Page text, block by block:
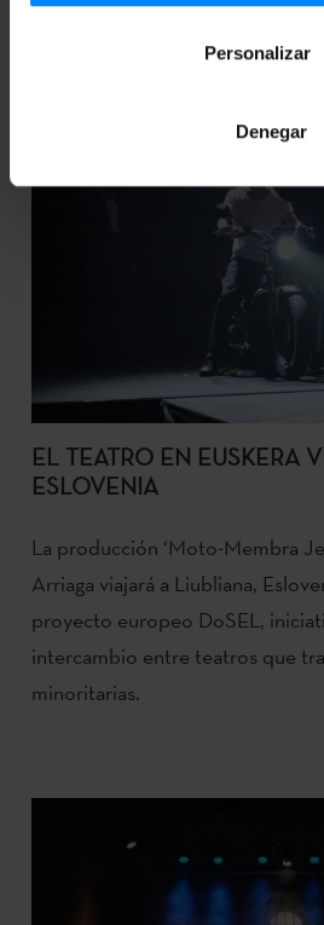
Personalizar
Denegar
EL TEATRO EN EUSKERA
ESLOVENIA
La producción ‘Moto-Membra
Arriaga viajará a Liubliana,
proyecto europeo DoSEL,
intercambio entre teatros que
minoritarias.